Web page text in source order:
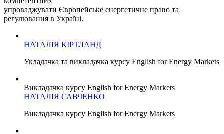
упроваджувати Європейське енергетичне право та
регулювання в Україні.
НАТАЛІЯ КІРТЛАНД
Укладачка та викладачка курсу English for Energy Markets
Викладачка курсу English for Energy Markets
НАТАЛІЯ САВЧЕНКО
Викладачка курсу English for Energy Markets